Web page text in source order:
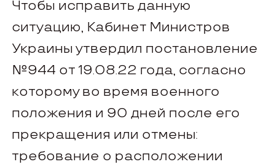
Чтобы исправить данную
ситуацию, Кабинет Министров
Украины утвердил постановление
№944 от 19.08.22 года, согласно
которому во время военного
положения и 90 дней после его
прекращения или отмены:
требование о расположении